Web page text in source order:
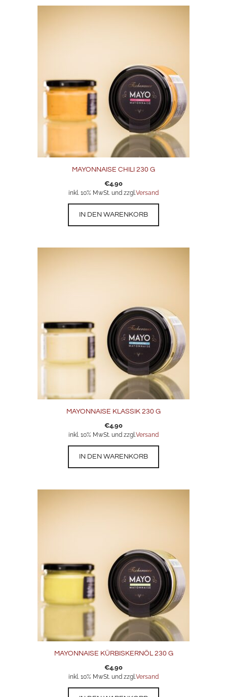
MAYONNAISE CHILI 230 G
€4,90
inkl. 10% MwSt. und zzgl.Versand
IN DEN WARENKORB
MAYONNAISE KLASSIK 230 G
€4,90
inkl. 10% MwSt. und zzgl.Versand
IN DEN WARENKORB
MAYONNAISE KÜRBISKERNÖL 230 G
€4,90
inkl. 10% MwSt. und zzgl.Versand